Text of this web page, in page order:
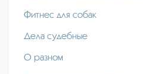
Фитнес для собак
Дела судебные
О разном